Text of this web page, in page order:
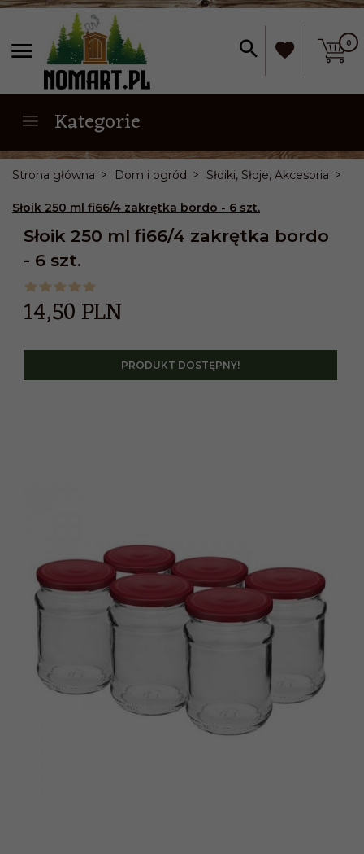
0
Kategorie
Strona główna Dom i ogród Słoiki, Słoje, Akcesoria
Słoik 250 ml fi66/4 zakrętka bordo - 6 szt.
Słoik 250 ml fi66/4 zakrętka bordo
- 6 szt.
14,50PLN
PRODUKT DOSTĘPNY!